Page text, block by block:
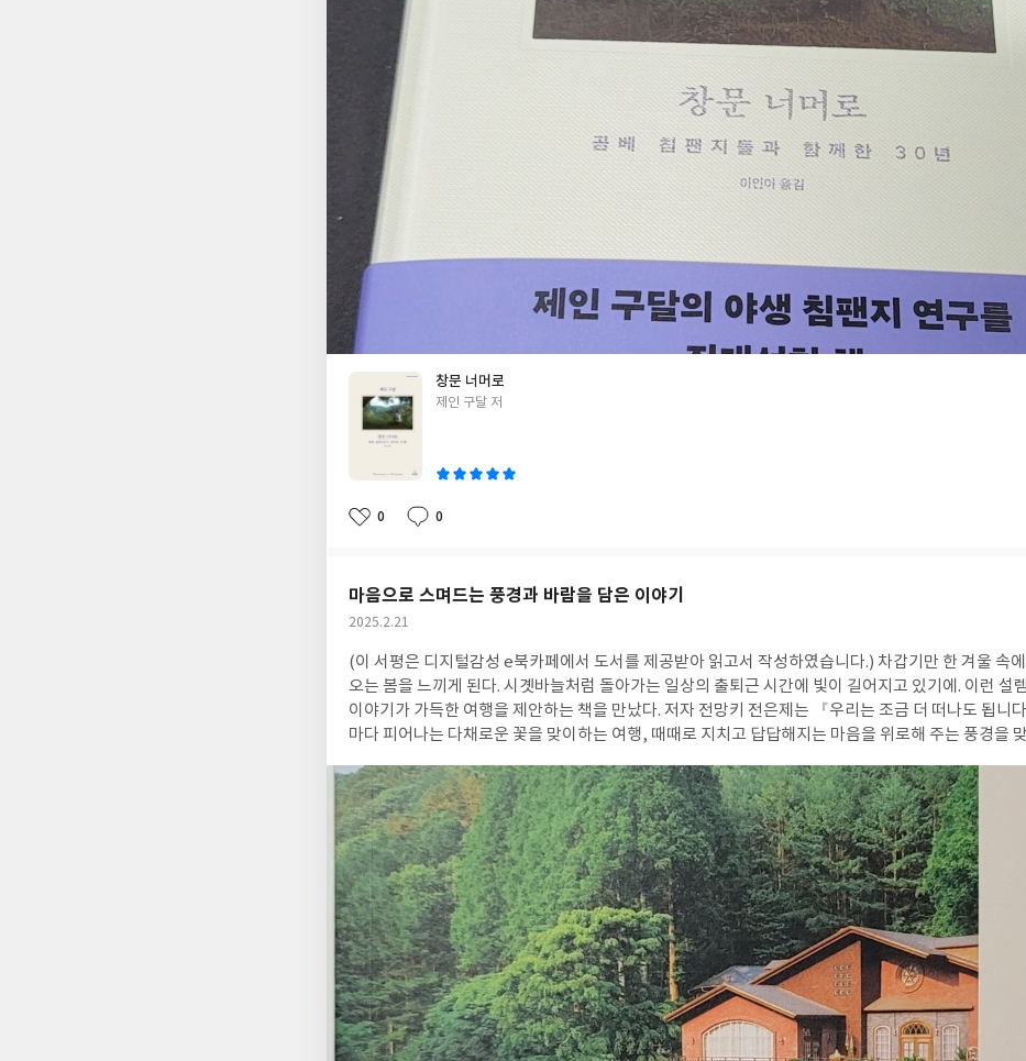
하고 싶다. 그 책은 꼬꼬독(꼬리에 꼬리를 무는 독서) 방식으로 정범모 관장의 서평 집을 읽으며 알게
『이상한 조류학자의 어쿠스틱 여행기』이다. 이 책은 조류학자 글렌 칠튼이 멸종한 "까치오리"를 연구하기 위해 전
세계의 모든 박제를 찾아보고 기록으로 남기는 과정을 담고 있다. 그 과정에서 수없이 살해당한 오리들
동물들을 그저 대상으로 바라보고 죽여서 박제로 수집하던 행태에 대한 비판적 시각을 보여준다. 인간
이킬 수 없는 과오에 대한 고발이기도 하다. 특히나 마지막에 자신이 찾아낸 박제들 외에 소재가 불분
대해 이를 찾아내 자신의 업적을 뛰어 넘어보라는 도발은 매우 씁쓸한 여운을 남겨주었다. 나는 까치오리처럼 박제가
되어 시간에 풍화되어 사라질 운명에 처한 생명의 흔적을 쫓는 작고 흐릿한 창이 아니라, 심장이 고동
아 있는 침팬지처럼 크고 환한 창이 인류의 벽에 더 많아지기를 바란다. 그렇게 환한 창을 통해 바라보
제인 구달 박사처럼 그들을 온몸으로 끌어안고서, 우리 인간들도 "지구 생명연대"의 일원이 되기를 꿈
마쳤다.
창문 너머로
글
제인 구달 저
좋
0
댓
0
작
마음으로 스며드는 풍경과 바람을 담은 이야기
작
일
2025.2.21
(이 서평은 디지털감성 e북카페에서 도서를 제공받아 읽고서 작성하였습니다.)
오는 봄을 느끼게 된다. 시곗바늘처럼 돌아가는 일상의 출퇴근 시간에 빛이 길어지고 있기에. 이런 설
이야기가 가득한 여행을 제안하는 책을 만났다. 저자 전망키 전은제는 『우리는 조금 더 떠나도 됩니
마다 피어나는 다채로운 꽃을 맞이하는 여행, 때때로 지치고 답답해지는 마음을 위로해 주는 풍경을
을 위주로 소개하고 있다. 그러다 보니 드물게 나의 여행 경험과 겹치는 곳을 발견하고 어떻게 다른 느
확인해 보는 재미도 있다. 그중 한 장소는 나도 몇 번이나 찾아갔었던 담양의 관방제림이다. 나는 메타
관방제림을 더 사랑한다. 그렇다. 좋아하는 정도를 넘어서 사랑한다는 표현을 바칠 수 있는 곳이다. 조선 시대에 영산
강의 최상류에 제방을 쌓고 나무를 심어 보호조치를 한 결과가 세월과 함께 오늘에 이르렀다. 아, 당장
로 달려가서 관방제림을 걸으며, 팽나무, 푸조나무가 긴긴 시간을 거대한 둥치에 새기고서 아직도 건
모습을 또 보고 싶다. 수 백 년의 세월을 지켜온 고령의 나무가 보여주는 자태와 아직도 끝나지 않았고
이어질 바람과의 대화를 엿듣는 그 느낌을 어떻게 말로 표현할 수 있을까. 나의 추억 속에서는 그 순간
시간의 무량함이 함께 어우러져서 존재와 삶에 대한 깊은 울림으로 남아 있다. 아마 이래서 여행은 우리의 삶에 꼭 필
요한 영양분과도 같은 것인가 보다. 언젠가 길을 가다가 흘깃 본 커피숍이 내건 유혹의 문구인 "넌 지금
다"처럼 책의 뒤 표지에 쓰인 "당신에게는 여행이 필요합니다"라는 문장에 진심으로 동의하게 된다.
느끼며, 삶의 가치를 나의 존재감과 추억으로 채워가는 데 가장 확실한 길이 되어 줄 여행을 조금 더 떠
『우리는 조금 더 떠나도 됩니다』를 읽고 더욱 많은 이들이 행복과 아름다운 추억을 간직할 수 있는